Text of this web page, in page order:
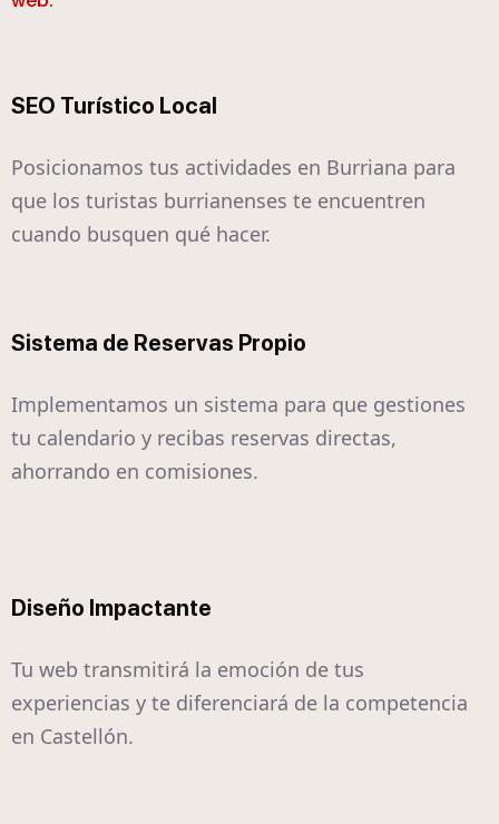
SEO Turístico Local
Posicionamos tus actividades en Burriana para
que los turistas burrianenses te encuentren
cuando busquen qué hacer.
Sistema de Reservas Propio
Implementamos un sistema para que gestiones
tu calendario y recibas reservas directas,
ahorrando en comisiones.
Diseño Impactante
Tu web transmitirá la emoción de tus
experiencias y te diferenciará de la competencia
en Castellón.